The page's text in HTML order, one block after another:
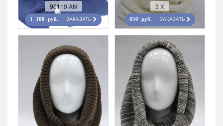
90119 AN
1 100 руб. ЗАКАЗАТЬ
3 Х
850 руб. ЗАКАЗАТЬ